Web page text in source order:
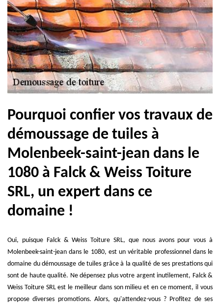
Pourquoi confier vos travaux de
démoussage de tuiles à
Molenbeek-saint-jean dans le
1080 à Falck & Weiss Toiture
SRL, un expert dans ce
domaine !
Oui, puisque Falck & Weiss Toiture SRL, que nous avons pour vous à
Molenbeek-saint-jean dans le 1080, est un véritable professionnel dans le
domaine du démoussage de tuiles grâce à la qualité de ses prestations qui
sont de haute qualité. Ne dépensez plus votre argent inutilement, Falck &
Weiss Toiture SRL est le meilleur dans son milieu et en ce moment, il vous
propose diverses promotions. Alors, qu'attendez-vous ? Profitez de ses